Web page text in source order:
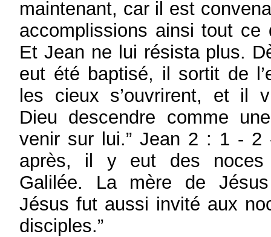
maintenant, car il est
accomplissions ainsi tout ce
Et Jean ne lui résista plus.
eut été baptisé, il sortit de
les cieux s’ouvrirent, et il
Dieu descendre comme
venir sur lui.” Jean 2 : 1 - 2
après, il y eut des
Galilée. La mère de
Jésus fut aussi invité aux
disciples.”